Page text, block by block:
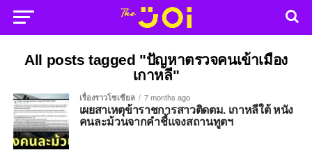
All posts tagged "ปัญหาตรวจคนเข้าเมือง
เกาหลี"
เรื่องราวโซเชียล 7 months ago
เผยสาเหตุข้าราชการสาวติดตม. เกาหลีใต้ หนัง
คนละม้วนจากคำชี้แจงสถานทูตฯ